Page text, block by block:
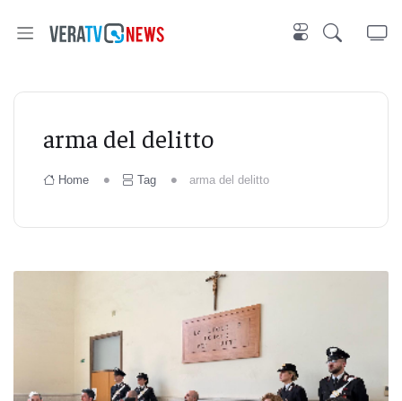
arma del delitto
Home Tag arma del delitto